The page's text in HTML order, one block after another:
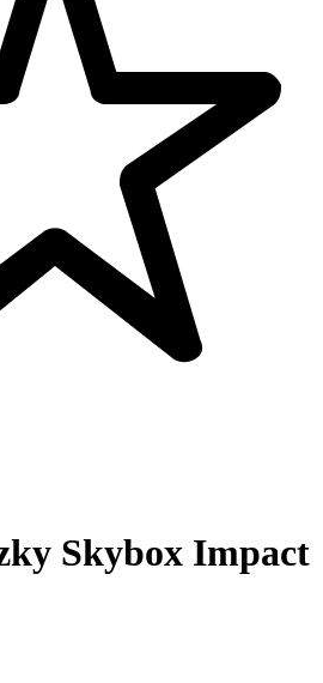
Skybox Impact